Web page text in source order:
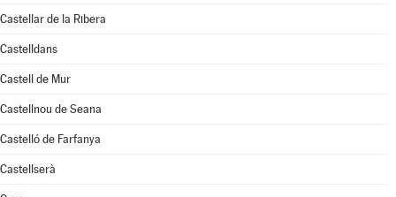
Castellar de la Ribera
Castelldans
Castell de Mur
Castellnou de Seana
Castelló de Farfanya
Castellserà